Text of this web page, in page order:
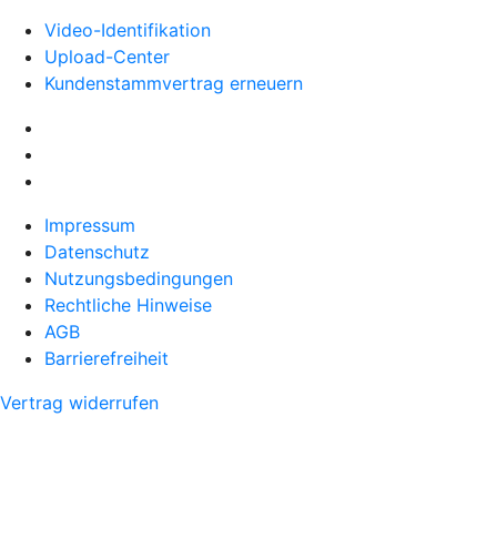
Video-Identifikation
Upload-Center
Kundenstammvertrag erneuern
Impressum
Datenschutz
Nutzungsbedingungen
Rechtliche Hinweise
AGB
Barrierefreiheit
Vertrag widerrufen